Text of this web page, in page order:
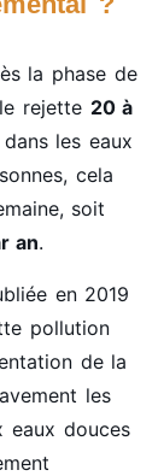
la phase de
rejette 20 à
les eaux
cela
soit
an.
en 2019
pollution
de la
les
eaux douces